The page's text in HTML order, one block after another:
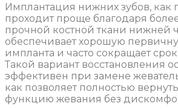
Имплантация нижних зубов, как
проходит проще благодаря
прочной костной ткани нижней
обеспечивает хорошую
импланта и часто сокращает
Такой вариант восстановления
эффективен при замене
как позволяет полностью
функцию жевания без